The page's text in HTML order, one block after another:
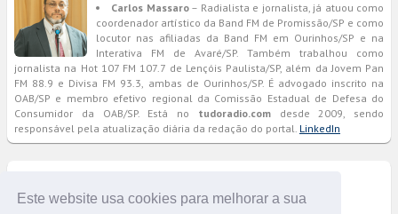
Este website usa cookies para melhorar a sua
Carlos Massaro– Radialista e jornalista, já atuou como
coordenador artístico da Band FM de Promissão/SP e como
locutor nas afiliadas da Band FM em Ourinhos/SP e na
Interativa FM de Avaré/SP. Também trabalhou como
jornalista na Hot 107 FM 107.7 de Lençóis Paulista/SP, além da Jovem Pan
FM 88.9 e Divisa FM 93.3, ambas de Ourinhos/SP. É advogado inscrito na
OAB/SP e membro efetivo regional da Comissão Estadual de Defesa do
Consumidor da OAB/SP. Está no tudoradio.comdesde 2009, sendo
responsável pela atualização diária da redação do portal. LinkedIn